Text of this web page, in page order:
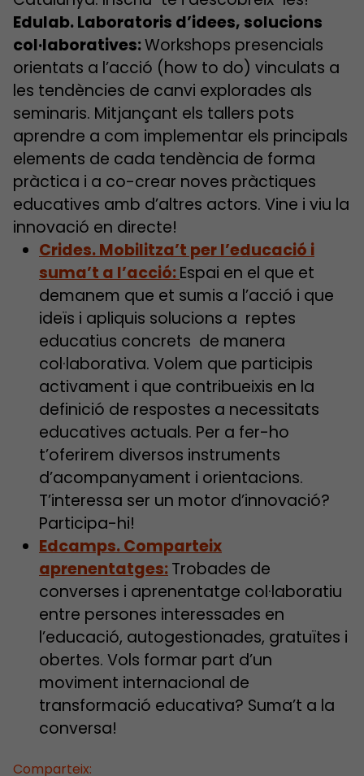
Comparteix:
Edulab. Laboratoris d’idees, solucions
col·laboratives:Workshops presencials
orientats a l’acció (how to do) vinculats a
les tendències de canvi explorades als
seminaris. Mitjançant els tallers pots
aprendre a com implementar els principals
elements de cada tendència de forma
pràctica i a co-crear noves pràctiques
educatives amb d’altres actors. Vine i viu la
innovació en directe!
Crides. Mobilitza’t per l’educació i
suma’t a l’acció:Espai en el que et
demanem que et sumis a l’acció i que
ideïs i apliquis solucions a reptes
educatius concrets de manera
col·laborativa. Volem que participis
activament i que contribueixis en la
definició de respostes a necessitats
educatives actuals. Per a fer-ho
t’oferirem diversos instruments
d’acompanyament i orientacions.
T’interessa ser un motor d’innovació?
Participa-hi!
Edcamps. Comparteix
aprenentatges:Trobades de
converses i aprenentatge col·laboratiu
entre persones interessades en
l’educació, autogestionades, gratuïtes i
obertes. Vols formar part d’un
moviment internacional de
transformació educativa? Suma’t a la
conversa!